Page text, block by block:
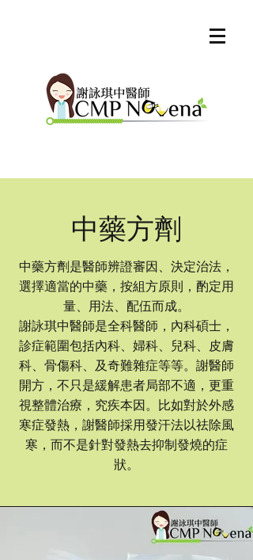
中藥方劑
中藥方劑是醫師辨證審因、決定治法，
選擇適當的中藥，按組方原則，酌定用
量、用法、配伍而成。
謝詠琪中醫師是全科醫師， 內科碩士，
診症範圍包括內科、婦科、兒科、皮膚
科、骨傷科、及奇難雜症等等。謝醫師
開方，不只是緩解患者局部不適，更重
視整體治療，究疾本因。比如對於外感
寒症發熱，謝醫師採用發汗法以祛除風
寒，而不是針對發熱去抑制發燒的症
狀。